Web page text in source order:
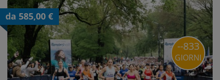
da 585,00 €
--833
GIORNI